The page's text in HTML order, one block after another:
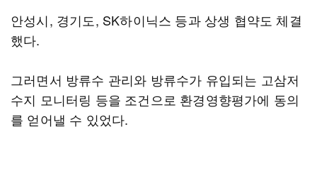
안성시, 경기도, SK하이닉스 등과 상생 협약도 체결
했다.
그러면서 방류수 관리와 방류수가 유입되는 고삼저
수지 모니터링 등을 조건으로 환경영향평가에 동의
를 얻어낼 수 있었다.